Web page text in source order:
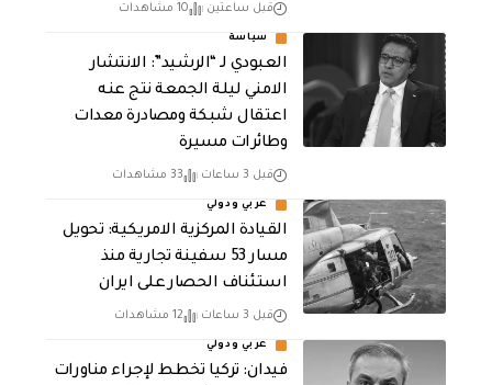
قبل ساعتين 10 مشاهدات
سياسة
العبودي لـ “الرشيد”: الانتشار
الامني ليلة الجمعة نتج عنه
اعتقال شبكة ومصادرة معدات
وطائرات مسيرة
قبل 3 ساعات 33 مشاهدات
عربي ودولي
القيادة المركزية الامريكية: تحويل
مسار 53 سفينة تجارية منذ
استئناف الحصار على ايران
قبل 3 ساعات 12 مشاهدات
عربي ودولي
فيدان: تركيا تخطط لإجراء مناورات